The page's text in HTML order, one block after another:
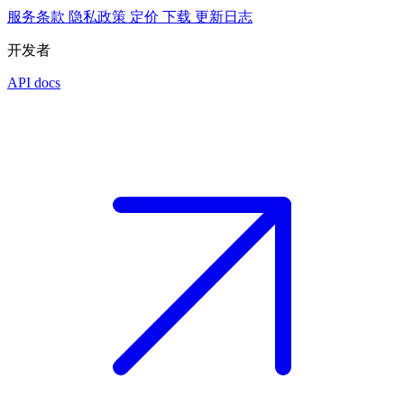
服务条款 隐私政策 定价 下载 更新日志
开发者
API docs